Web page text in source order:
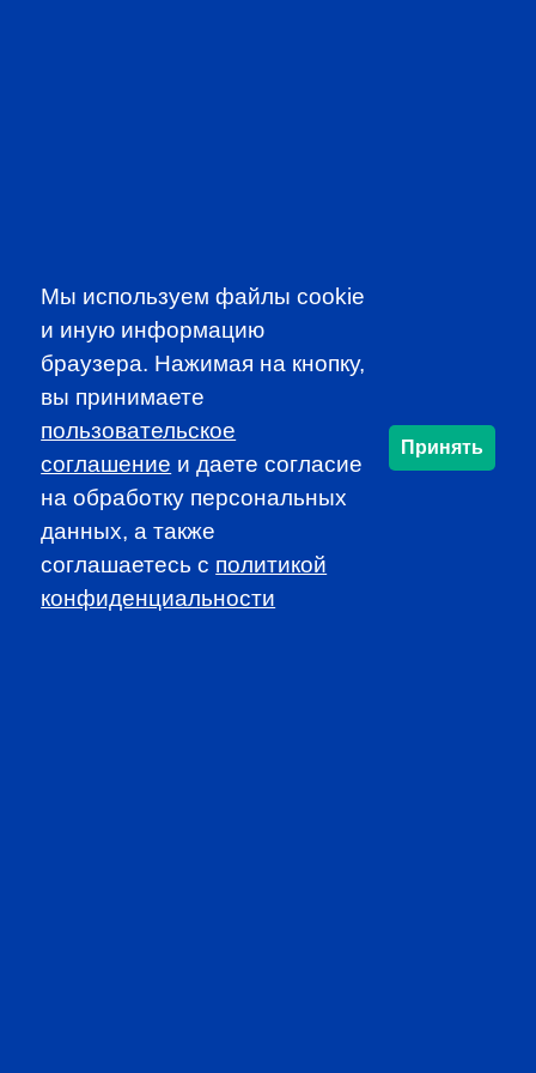
PROFESSIONAL
EVENTS
CFA INSTITUTE
Мы используем файлы cookie
и иную информацию
браузера. Нажимая на кнопку,
вы принимаете
пользовательское
соглашение и даете согласие
на обработку персональных
данных, а также
соглашаетесь c политикой
конфиденциальности
Принять